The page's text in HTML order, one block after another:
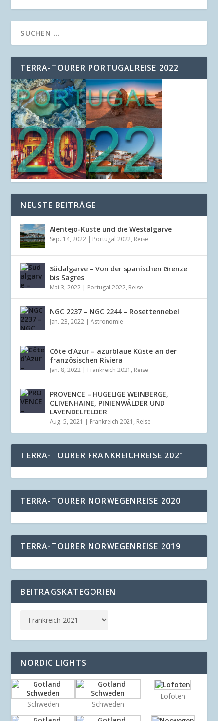
TERRA-TOURER PORTUGALREISE 2022
NEUSTE BEITRÄGE
Alentejo-Küste und die Westalgarve
Sep. 14, 2022 | Portugal 2022, Reise
Südalgarve – Von der spanischen Grenze
bis Sagres
Mai 3, 2022 | Portugal 2022, Reise
NGC 2237 – NGC 2244 – Rosettennebel
Jan. 23, 2022 |Astronomie
Côte d’Azur – azurblaue Küste an der
französischen Riviera
Jan. 8, 2022 | Frankreich 2021 , Reise
PROVENCE – HÜGELIGE WEINBERGE,
OLIVENHAINE, PINIENWÄLDER UND
LAVENDELFELDER
Aug. 5, 2021 | Frankreich 2021 , Reise
TERRA-TOURER FRANKREICHREISE 2021
TERRA-TOURER NORWEGENREISE 2020
TERRA-TOURER NORWEGENREISE 2019
BEITRAGSKATEGORIEN
NORDIC LIGHTS
Schweden Schweden
Lofoten